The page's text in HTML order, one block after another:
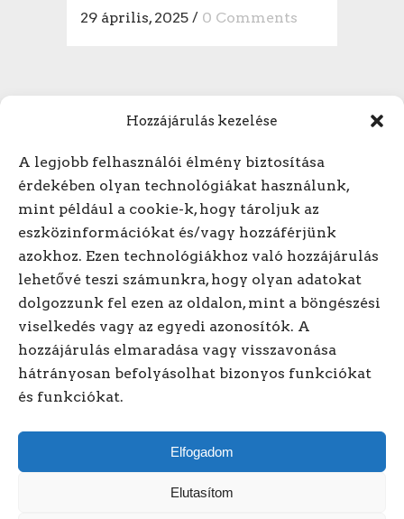
Hozzájárulás kezelése
A legjobb felhasználói élmény biztosítása
érdekében olyan technológiákat használunk,
mint például a cookie-k, hogy tároljuk az
eszközinformációkat és/vagy hozzáférjünk
azokhoz. Ezen technológiákhoz való hozzájárulás
lehetővé teszi számunkra, hogy olyan adatokat
dolgozzunk fel ezen az oldalon, mint a böngészési
viselkedés vagy az egyedi azonosítók. A
hozzájárulás elmaradása vagy visszavonása
hátrányosan befolyásolhat bizonyos funkciókat
és funkciókat.
Elfogadom
Elutasítom
29 április, 2025 / 0 Comments
Hívjon minket! +3620/318-
1614
Kövessen minket online!